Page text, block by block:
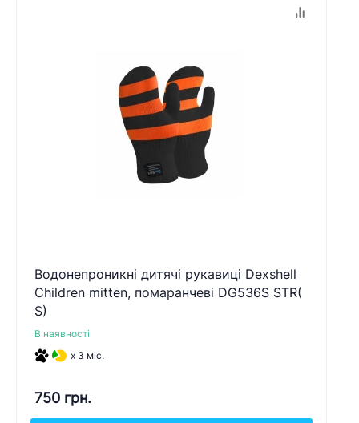
Водонепроникні дитячі рукавиці Dexshell
Children mitten, помаранчеві DG536S STR(
S)
В наявності
x 3 міс.
750 грн.